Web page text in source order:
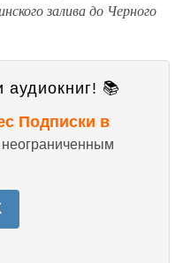
залива до Черного
аудиокниг! 📚
Подписки в